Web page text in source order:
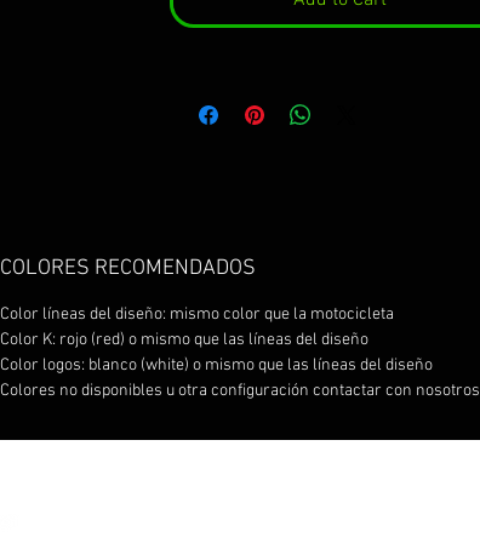
COLORES RECOMENDADOS
Color líneas del diseño: mismo color que la motocicleta
Color K: rojo (red) o mismo que las líneas del diseño
Color logos: blanco (white) o mismo que las líneas del diseño
Colores no disponibles u otra configuración contactar con nosotros